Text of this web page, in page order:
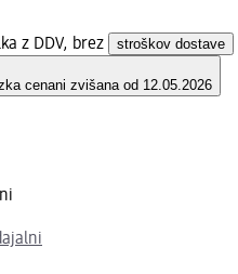
z DDV, brez stroškov dostave
cenani zvišana od 12.05.2026